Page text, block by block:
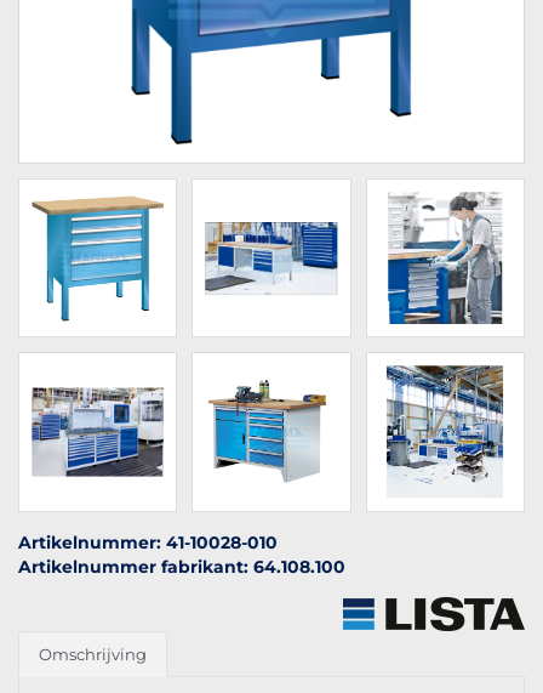
Artikelnummer: 41-10028-010
Artikelnummer fabrikant: 64.108.100
Omschrijving